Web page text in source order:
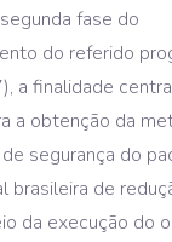
fase do
do referido
a finalidade
a obtenção da
segurança do
brasileira de
da execução do